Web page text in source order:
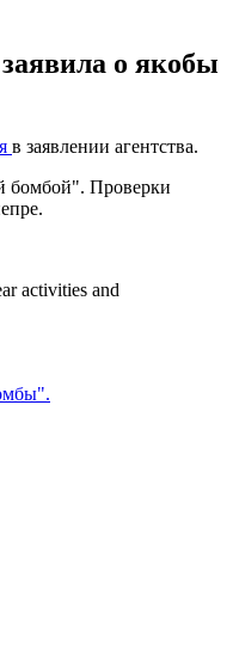
о якобы
в заявлении агентства.
бомбой". Проверки
activities and